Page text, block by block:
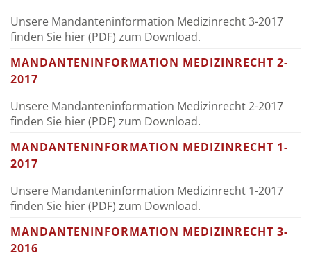
Unsere Mandanteninformation Medizinrecht 3-2017
finden Sie hier (PDF) zum Download.
MANDANTENINFORMATION MEDIZINRECHT 2-
2017
Unsere Mandanteninformation Medizinrecht 2-2017
finden Sie hier (PDF) zum Download.
MANDANTENINFORMATION MEDIZINRECHT 1-
2017
Unsere Mandanteninformation Medizinrecht 1-2017
finden Sie hier (PDF) zum Download.
MANDANTENINFORMATION MEDIZINRECHT 3-
2016